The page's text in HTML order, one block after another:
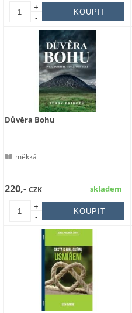
+
-
Důvěra Bohu
měkká
skladem
+
-
220,-CZK